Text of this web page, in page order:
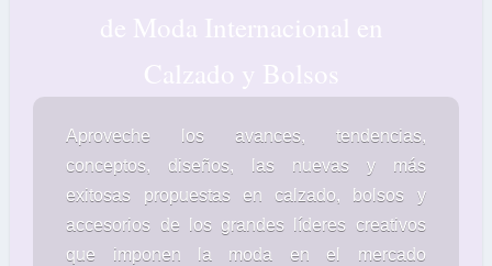
de Moda Internacional en
Calzado y Bolsos
Aproveche los avances, tendencias,
conceptos, diseños, las nuevas y más
exitosas propuestas en calzado, bolsos y
accesorios de los grandes líderes creativos
que imponen la moda en el mercado